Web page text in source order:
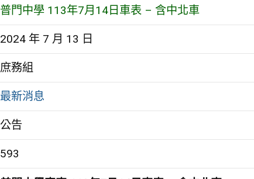
普門中學 113年7月14日車表 – 含中北車
2024 年 7 月 13 日
庶務組
最新消息
公告
593